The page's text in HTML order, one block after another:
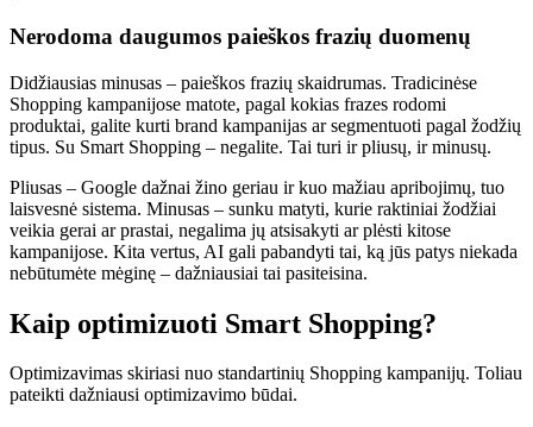
Nerodoma daugumos paieškos frazių duomenų
Didžiausias minusas – paieškos frazių skaidrumas. Tradicinėse
Shopping kampanijose matote, pagal kokias frazes rodomi
produktai, galite kurti brand kampanijas ar segmentuoti pagal žodžių
tipus. Su Smart Shopping – negalite. Tai turi ir pliusų, ir minusų.
Pliusas – Google dažnai žino geriau ir kuo mažiau apribojimų, tuo
laisvesnė sistema. Minusas – sunku matyti, kurie raktiniai žodžiai
veikia gerai ar prastai, negalima jų atsisakyti ar plėsti kitose
kampanijose. Kita vertus, AI gali pabandyti tai, ką jūs patys niekada
nebūtumėte mėginę – dažniausiai tai pasiteisina.
Kaip optimizuoti Smart Shopping?
Optimizavimas skiriasi nuo standartinių Shopping kampanijų. Toliau
pateikti dažniausi optimizavimo būdai.